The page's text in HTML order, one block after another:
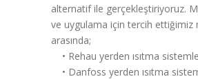
alternatif ile gerçekleştiriyoruz.
ve uygulama için tercih ettiğimiz
arasında;
• Rehau yerden ısıtma
• Danfoss yerden ısıtma